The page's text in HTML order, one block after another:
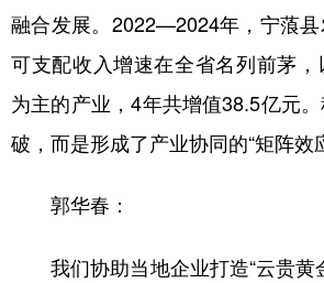
融合发展。2022—2024年，宁蒗
可支配收入增速在全省名列前茅
为主的产业，4年共增值38.5亿元
破，而是形成了产业协同的“矩阵效应
郭华春：
我们协助当地企业打造“云贵黄